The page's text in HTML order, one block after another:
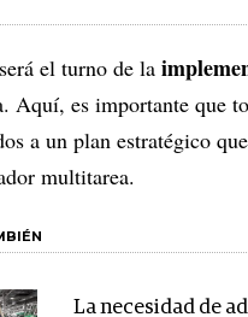
el turno de la
Aquí, es importante que
a un plan estratégico
multitarea.
La necesidad de